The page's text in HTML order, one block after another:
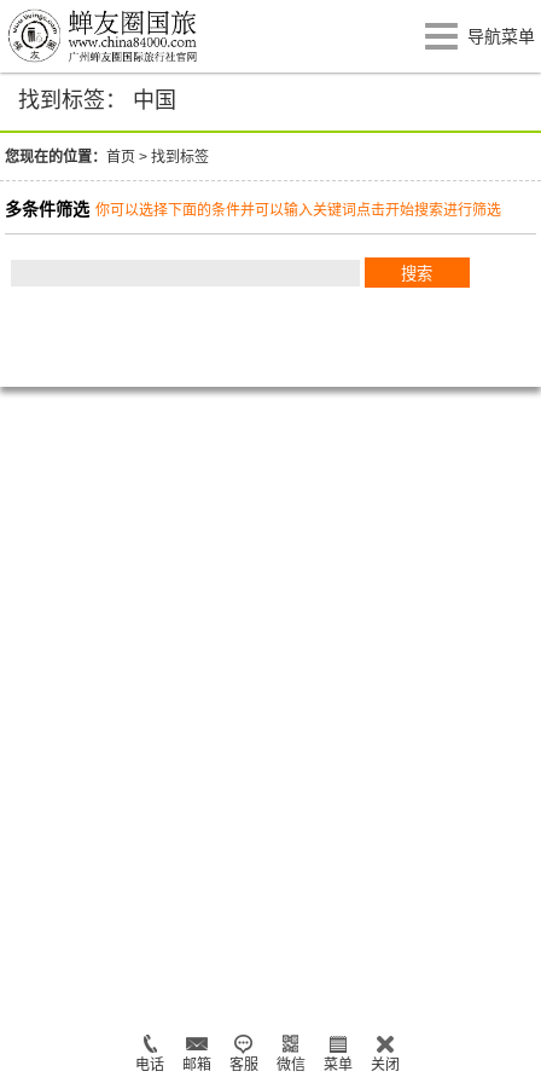
导航菜单
找到标签： 中国
您现在的位置：首页 >找到标签
多条件筛选 你可以选择下面的条件并可以输入关键词点击开始搜索进行筛选
电话 邮箱 客服 微信 菜单 关闭